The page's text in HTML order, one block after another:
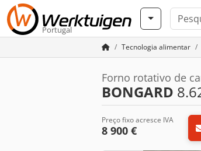
Portugal
Tecnologia alimentar
Forno rotativo de
BONGARD
Preço fixo acresce IVA
8 900 €